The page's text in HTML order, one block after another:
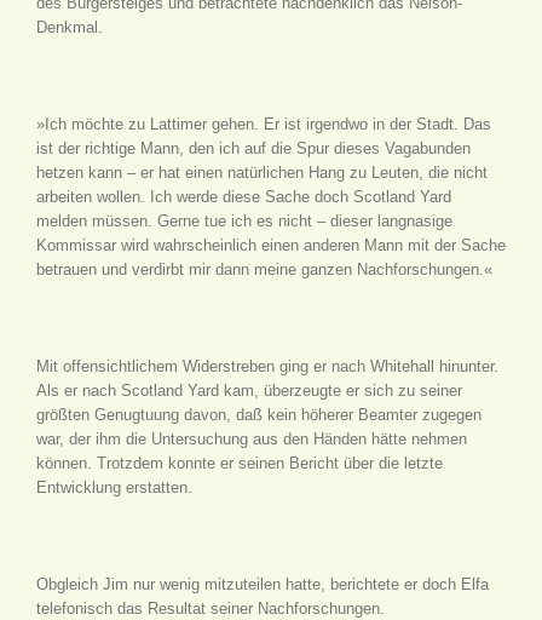
Denkmal.
»Ich möchte zu Lattimer gehen. Er ist irgendwo in der Stadt. Das
ist der richtige Mann, den ich auf die Spur dieses Vagabunden
hetzen kann – er hat einen natürlichen Hang zu Leuten, die nicht
arbeiten wollen. Ich werde diese Sache doch Scotland Yard
melden müssen. Gerne tue ich es nicht – dieser langnasige
Kommissar wird wahrscheinlich einen anderen Mann mit der Sache
betrauen und verdirbt mir dann meine ganzen Nachforschungen.«
Mit offensichtlichem Widerstreben ging er nach Whitehall hinunter.
Als er nach Scotland Yard kam, überzeugte er sich zu seiner
größten Genugtuung davon, daß kein höherer Beamter zugegen
war, der ihm die Untersuchung aus den Händen hätte nehmen
können. Trotzdem konnte er seinen Bericht über die letzte
Entwicklung erstatten.
Obgleich Jim nur wenig mitzuteilen hatte, berichtete er doch Elfa
telefonisch das Resultat seiner Nachforschungen.